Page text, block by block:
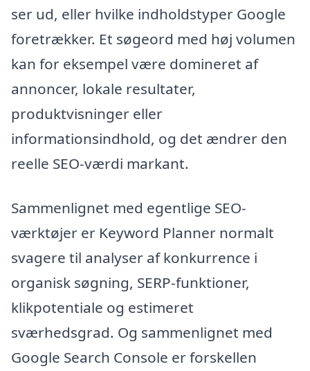
ser ud, eller hvilke indholdstyper Google
foretrækker. Et søgeord med høj volumen
kan for eksempel være domineret af
annoncer, lokale resultater,
produktvisninger eller
informationsindhold, og det ændrer den
reelle SEO-værdi markant.
Sammenlignet med egentlige SEO-
værktøjer er Keyword Planner normalt
svagere til analyser af konkurrence i
organisk søgning, SERP-funktioner,
klikpotentiale og estimeret
sværhedsgrad. Og sammenlignet med
Google Search Console er forskellen